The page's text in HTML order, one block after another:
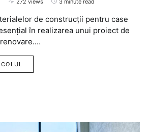
272 views 3 minute read
de construcții pentru case
în realizarea unui proiect de